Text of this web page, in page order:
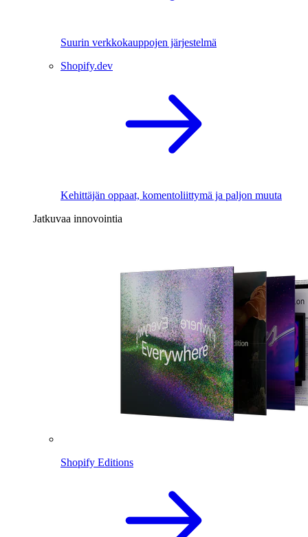
Suurin verkkokauppojen järjestelmä
Shopify.dev
Kehittäjän oppaat, komentoliittymä ja paljon muuta
Jatkuvaa innovointia
Shopify Editions